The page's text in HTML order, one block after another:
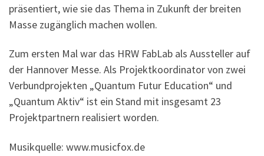
präsentiert, wie sie das Thema in Zukunft der breiten
Masse zugänglich machen wollen.
Zum ersten Mal war das HRW FabLab als Aussteller auf
der Hannover Messe. Als Projektkoordinator von zwei
Verbundprojekten „Quantum Futur Education“ und
„Quantum Aktiv“ ist ein Stand mit insgesamt 23
Projektpartnern realisiert worden.
Musikquelle: www.musicfox.de